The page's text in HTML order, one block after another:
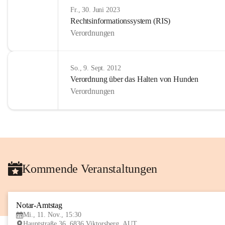
Fr., 30. Juni 2023
Rechtsinformationssystem (RIS)
Verordnungen
So., 9. Sept. 2012
Verordnung über das Halten von Hunden
Verordnungen
Kommende Veranstaltungen
Notar-Amtstag
Mi., 11. Nov., 15:30